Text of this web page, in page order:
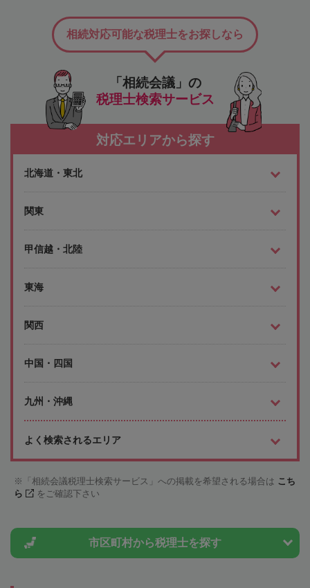
「相続会議」の
税理士検索サービス
相続対応可能な税理士をお探しなら
対応エリアから探す
北海道・東北
関東
甲信越・北陸
東海
関西
中国・四国
九州・沖縄
よく検索されるエリア
「相続会議税理士検索サービス」への掲載を希望される場合は こち
ら
をご確認下さい
市区町村から税理士を探す